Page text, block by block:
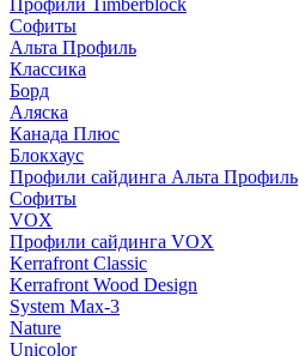
Профили Timberblock
Софиты
Альта Профиль
Классика
Борд
Аляска
Канада Плюс
Блокхаус
Профили сайдинга Альта Профиль
Софиты
VOX
Профили сайдинга VOX
Kerrafront Classic
Kerrafront Wood Design
System Max-3
Nature
Unicolor